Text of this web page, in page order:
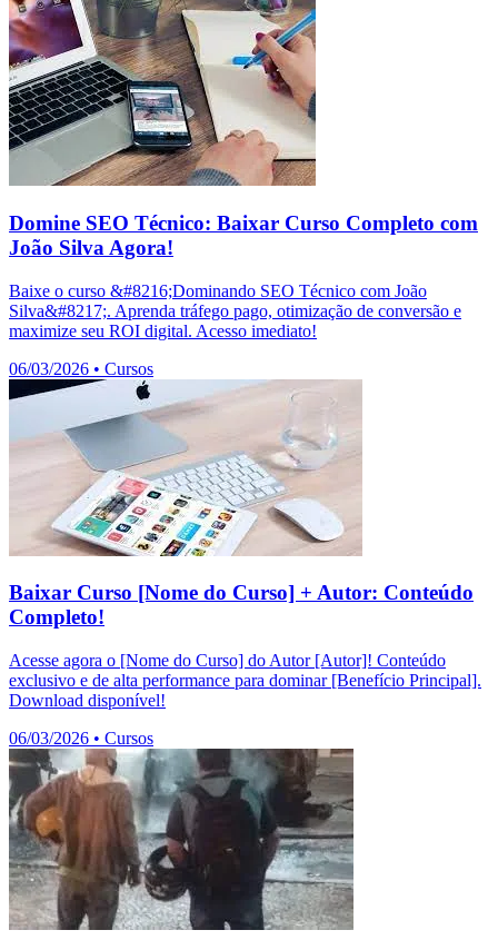
Domine SEO Técnico: Baixar Curso Completo com
João Silva Agora!
Baixe o curso &#8216;Dominando SEO Técnico com João
Silva&#8217;. Aprenda tráfego pago, otimização de conversão e
maximize seu ROI digital. Acesso imediato!
06/03/2026 • Cursos
Baixar Curso [Nome do Curso] + Autor: Conteúdo
Completo!
Acesse agora o [Nome do Curso] do Autor [Autor]! Conteúdo
exclusivo e de alta performance para dominar [Benefício Principal].
Download disponível!
06/03/2026 • Cursos